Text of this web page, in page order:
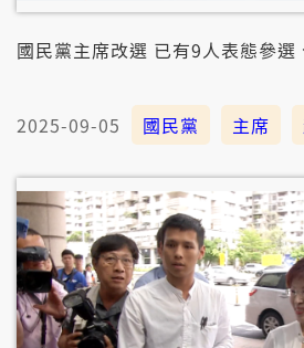
國民黨主席改選 已有9人表態參選
2025-09-05 國民黨 主席